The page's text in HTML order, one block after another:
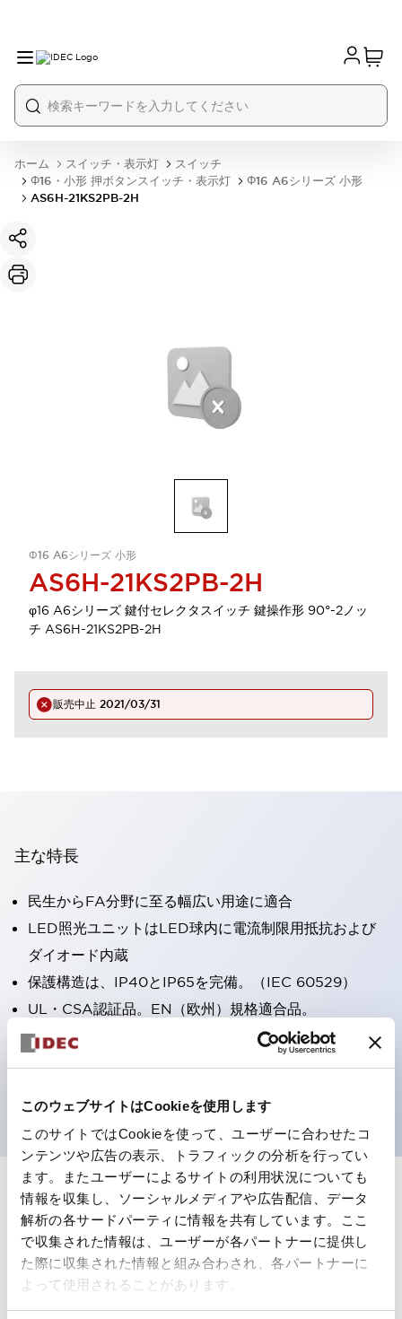
このウェブサイトはCookieを使用します
このサイトではCookieを使って、ユーザーに合わせたコ
ンテンツや広告の表示、トラフィックの分析を行ってい
ます。またユーザーによるサイトの利用状況についても
情報を収集し、ソーシャルメディアや広告配信、データ
解析の各サードパーティに情報を共有しています。ここ
で収集された情報は、ユーザーが各パートナーに提供し
た際に収集された情報と組み合わされ、各パートナーに
よって使用されることがあります。
ホーム スイッチ・表示灯
スイッチ
Φ16・小形 押ボタンスイッチ・表示灯
Φ16 A6シリーズ 小形
AS6H-21KS2PB-2H
Φ16 A6シリーズ 小形
AS6H-21KS2PB-2H
φ16 A6シリーズ 鍵付セレクタスイッチ 鍵操作形 90°-2ノッ
チ AS6H-21KS2PB-2H
販売中止 2021/03/31
主な特長
民生からFA分野に至る幅広い用途に適合
LED照光ユニットはLED球内に電流制限用抵抗および
ダイオード内蔵
保護構造は、IP40とIP65を完備。（IEC 60529）
UL・CSA認証品。EN（欧州）規格適合品。
CCC認証品（表示灯は除く）。
ドキュメントとファイル
カタログ 規格・認証 技術文書 その他